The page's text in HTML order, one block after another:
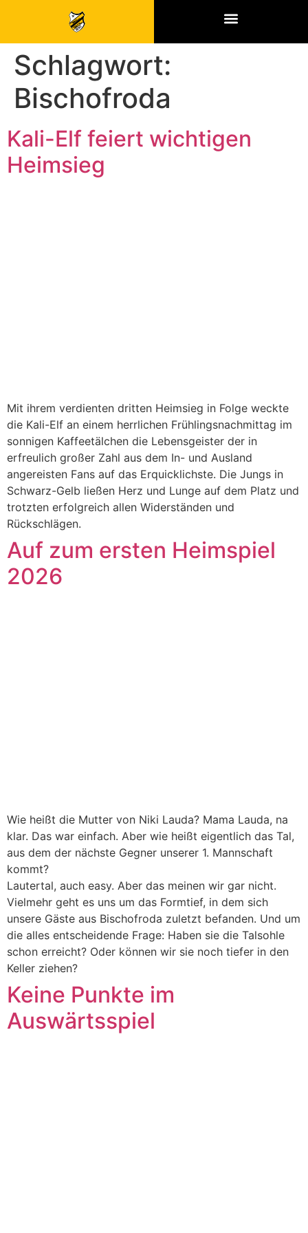
Schlagwort:
Bischofroda
Kali-Elf feiert wichtigen
Heimsieg
Mit ihrem verdienten dritten Heimsieg in Folge weckte
die Kali-Elf an einem herrlichen Frühlingsnachmittag im
sonnigen Kaffeetälchen die Lebensgeister der in
erfreulich großer Zahl aus dem In- und Ausland
angereisten Fans auf das Erquicklichste. Die Jungs in
Schwarz-Gelb ließen Herz und Lunge auf dem Platz und
trotzten erfolgreich allen Widerständen und
Rückschlägen.
Auf zum ersten Heimspiel
2026
Wie heißt die Mutter von Niki Lauda? Mama Lauda, na
klar. Das war einfach. Aber wie heißt eigentlich das Tal,
aus dem der nächste Gegner unserer 1. Mannschaft
kommt?
Lautertal, auch easy. Aber das meinen wir gar nicht.
Vielmehr geht es uns um das Formtief, in dem sich
unsere Gäste aus Bischofroda zuletzt befanden. Und um
die alles entscheidende Frage: Haben sie die Talsohle
schon erreicht? Oder können wir sie noch tiefer in den
Keller ziehen?
Keine Punkte im
Auswärtsspiel